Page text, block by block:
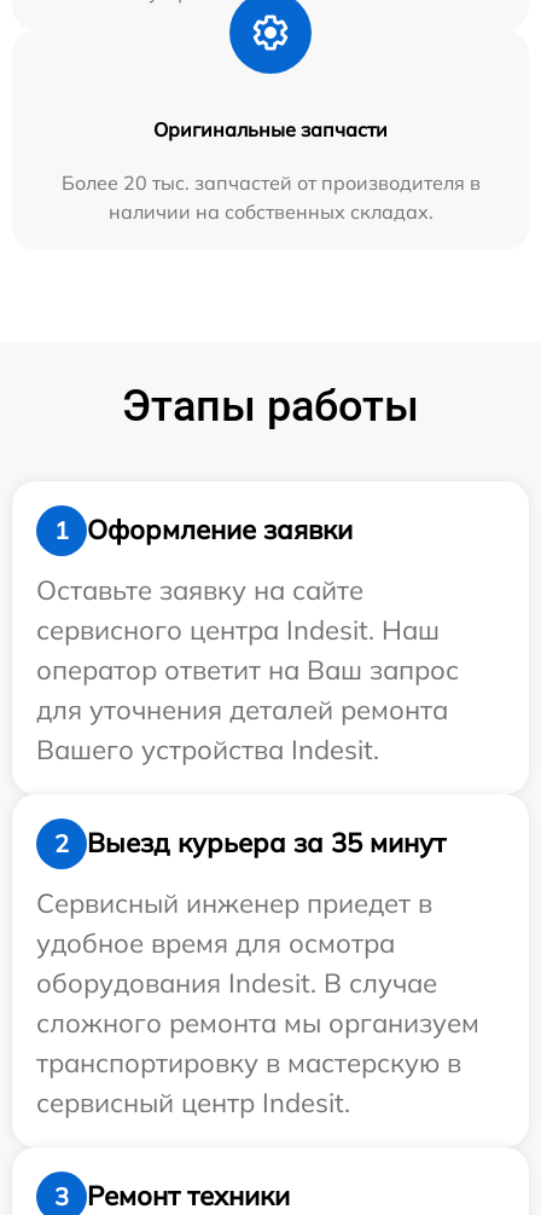
Оригинальные запчасти
Более 20 тыс. запчастей от производителя в
наличии на собственных складах.
Этапы работы
1
Оформление заявки
Оставьте заявку на сайте
сервисного центра Indesit. Наш
оператор ответит на Ваш запрос
для уточнения деталей ремонта
Вашего устройства Indesit.
2
Выезд курьера за 35 минут
Сервисный инженер приедет в
удобное время для осмотра
оборудования Indesit. В случае
сложного ремонта мы организуем
транспортировку в мастерскую в
сервисный центр Indesit.
3 Ремонт техники